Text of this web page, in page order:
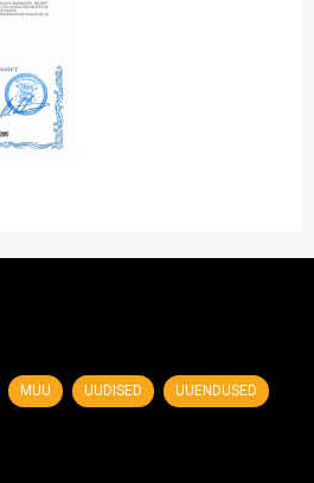
MUU UUDISED UUENDUSED